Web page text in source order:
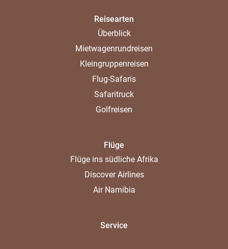
Reisearten
Überblick
Mietwagenrundreisen
Kleingruppenreisen
Flug-Safaris
Safaritruck
Golfreisen
Flüge
Flüge ins südliche Afrika
Discover Airlines
Air Namibia
Service